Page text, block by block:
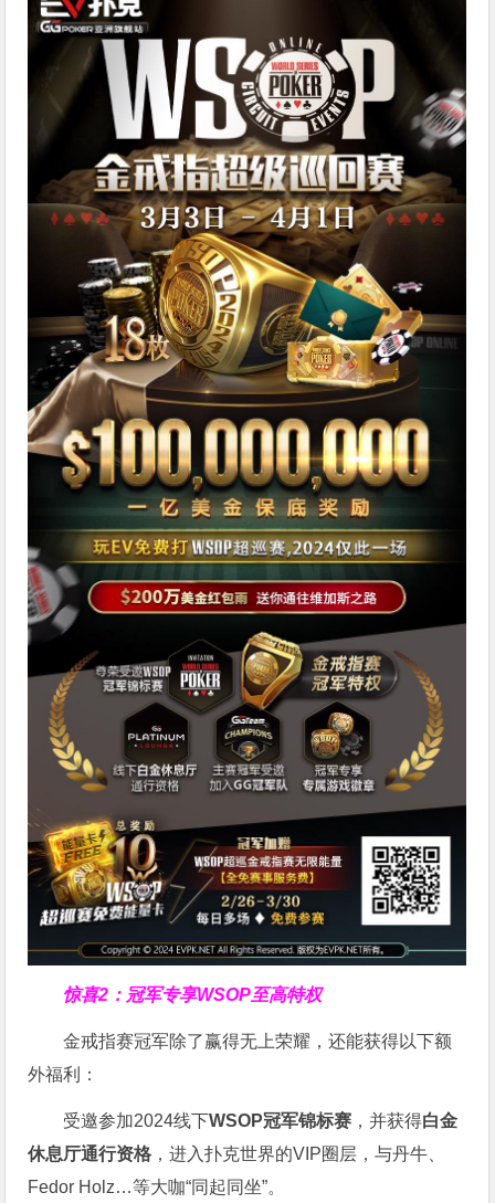
惊喜2：冠军专享WSOP至高特权
金戒指赛冠军除了赢得无上荣耀，还能获得以下额
外福利：
受邀参加2024线下WSOP冠军锦标赛 ，并获得白金
休息厅通行资格 ，进入扑克世界的VIP圈层，与丹牛、
Fedor Holz…等大咖“同起同坐”。